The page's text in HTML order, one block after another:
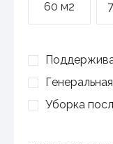
60 м2
Уборка